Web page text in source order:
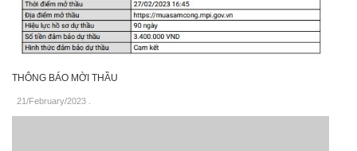
THÔNG BÁO MỜI THẦU
21/February/2023